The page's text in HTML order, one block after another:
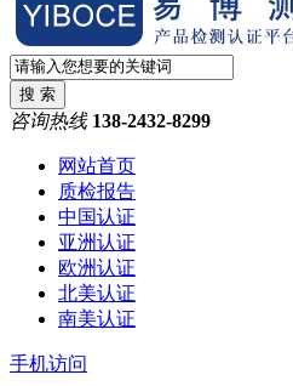
咨询热线 138-2432-8299
网站首页
质检报告
中国认证
亚洲认证
欧洲认证
北美认证
南美认证
手机访问